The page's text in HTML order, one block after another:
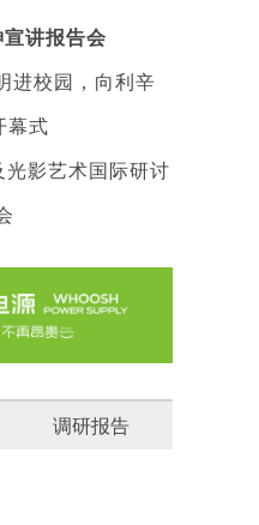
百科全书 陈佳特 | 不折腾 不计较
讲报告会
进校园，向利辛
幕式
光影艺术国际研讨
调研报告